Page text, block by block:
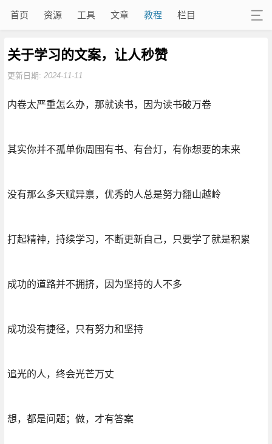
首页 资源 工具 文章 教程 栏目
关于学习的文案，让人秒赞
更新日期: 2024-11-11
内卷太严重怎么办，那就读书，因为读书破万卷
其实你并不孤单你周围有书、有台灯，有你想要的未来
没有那么多天赋异禀，优秀的人总是努力翻山越岭
打起精神，持续学习，不断更新自己，只要学了就是积累
成功的道路并不拥挤，因为坚持的人不多
成功没有捷径，只有努力和坚持
追光的人，终会光芒万丈
想，都是问题；做，才有答案